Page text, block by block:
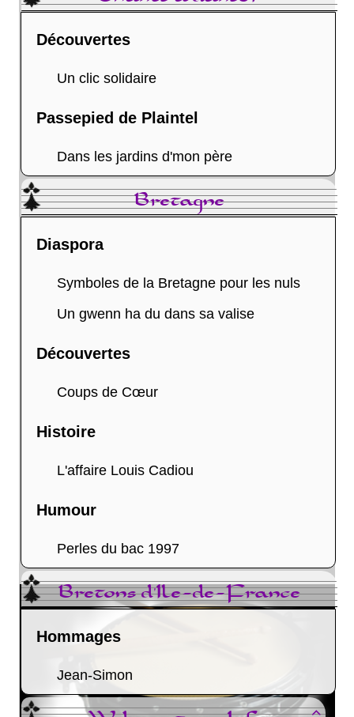
Découvertes
Un clic solidaire
Passepied de Plaintel
Dans les jardins d'mon père
Bretagne
Diaspora
Symboles de la Bretagne pour les nuls
Un gwenn ha du dans sa valise
Découvertes
Coups de Cœur
Histoire
L'affaire Louis Cadiou
Humour
Perles du bac 1997
Bretons d'Ile-de-France
Hommages
Jean-Simon
